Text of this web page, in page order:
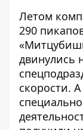
Летом
290
двинулись
скорости.